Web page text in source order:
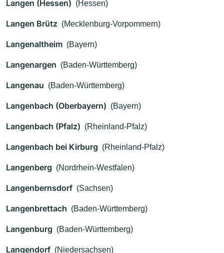
Langen (Hessen) (Hessen)
Langen Brütz (Mecklenburg-Vorpommern)
Langenaltheim (Bayern)
Langenargen (Baden-Württemberg)
Langenau (Baden-Württemberg)
Langenbach (Oberbayern) (Bayern)
Langenbach (Pfalz) (Rheinland-Pfalz)
Langenbach bei Kirburg (Rheinland-Pfalz)
Langenberg (Nordrhein-Westfalen)
Langenbernsdorf (Sachsen)
Langenbrettach (Baden-Württemberg)
Langenburg (Baden-Württemberg)
Langendorf (Niedersachsen)